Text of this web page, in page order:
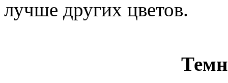
лучше других цветов.